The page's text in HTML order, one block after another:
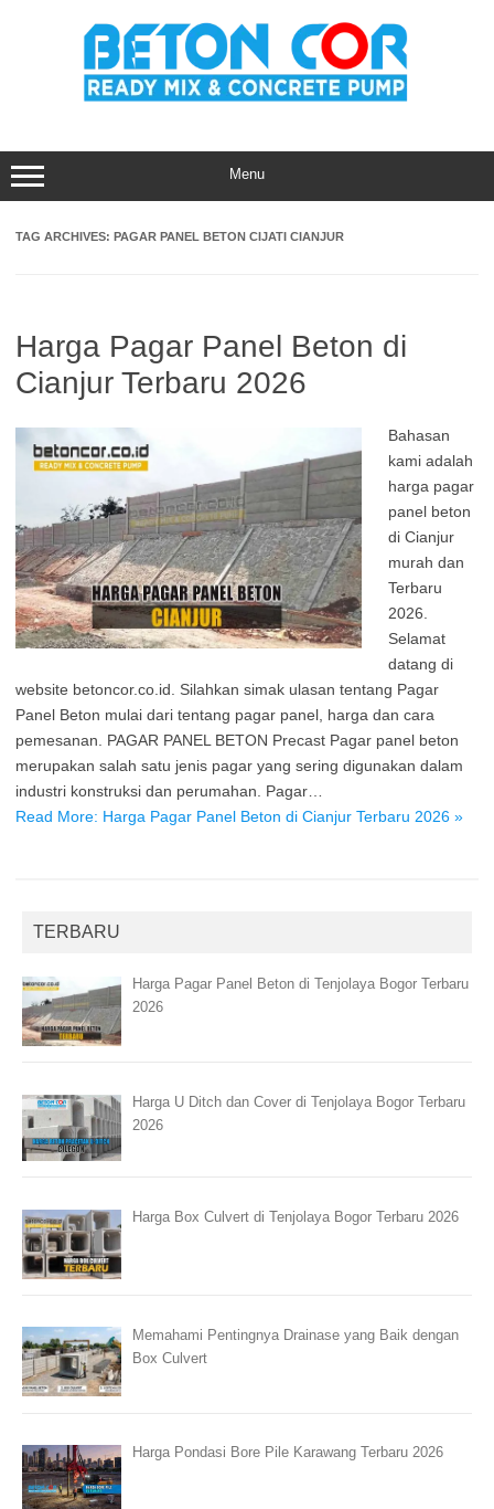
Menu
TAG ARCHIVES: PAGAR PANEL BETON CIJATI CIANJUR
Harga Pagar Panel Beton di
Cianjur Terbaru 2026
Bahasan
kami adalah
harga pagar
panel beton
di Cianjur
murah dan
Terbaru
2026.
Selamat
datang di
website betoncor.co.id. Silahkan simak ulasan tentang Pagar
Panel Beton mulai dari tentang pagar panel, harga dan cara
pemesanan. PAGAR PANEL BETON Precast Pagar panel beton
merupakan salah satu jenis pagar yang sering digunakan dalam
industri konstruksi dan perumahan. Pagar…
Read More: Harga Pagar Panel Beton di Cianjur Terbaru 2026 »
TERBARU
Harga Pagar Panel Beton di Tenjolaya Bogor Terbaru
2026
Harga U Ditch dan Cover di Tenjolaya Bogor Terbaru
2026
Harga Box Culvert di Tenjolaya Bogor Terbaru 2026
Memahami Pentingnya Drainase yang Baik dengan
Box Culvert
Harga Pondasi Bore Pile Karawang Terbaru 2026